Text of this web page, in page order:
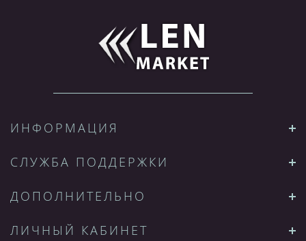
ИНФОРМАЦИЯ
СЛУЖБА ПОДДЕРЖКИ
ДОПОЛНИТЕЛЬНО
ЛИЧНЫЙ КАБИНЕТ